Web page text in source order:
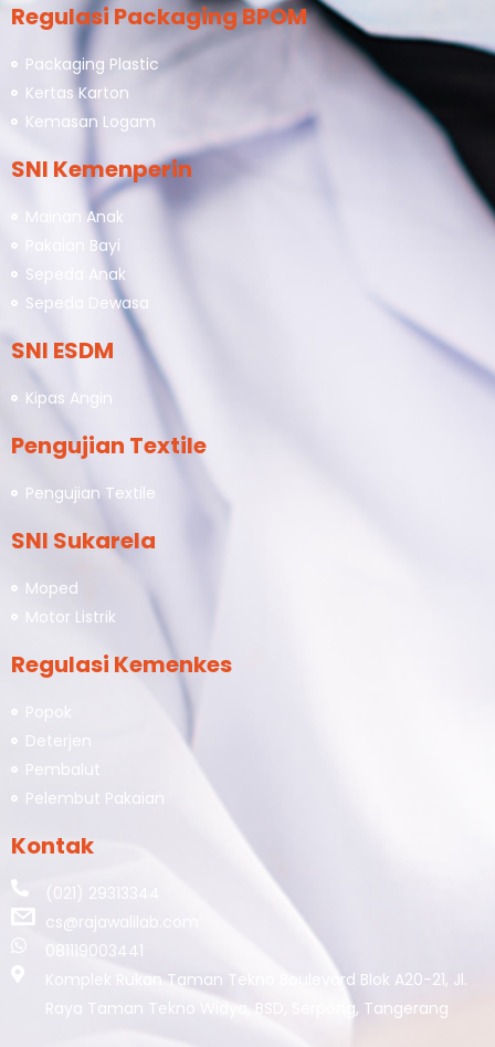
Regulasi Packaging BPOM
Packaging Plastic
Kertas Karton
Kemasan Logam
SNI Kemenperin
Mainan Anak
Pakaian Bayi
Sepeda Anak
Sepeda Dewasa
SNI ESDM
Kipas Angin
Pengujian Textile
Pengujian Textile
SNI Sukarela
Moped
Motor Listrik
Regulasi Kemenkes
Popok
Deterjen
Pembalut
Pelembut Pakaian
Kontak
(021) 29313344
cs@rajawalilab.com
081119003441
Komplek Rukan Taman Tekno Boulevard Blok A20-21, Jl.
Raya Taman Tekno Widya, BSD, Serpong, Tangerang